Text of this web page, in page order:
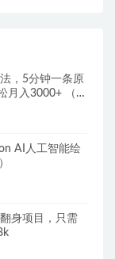
，5分钟一条原
月入3000+ （教
AI人工智能绘
身项目，只需